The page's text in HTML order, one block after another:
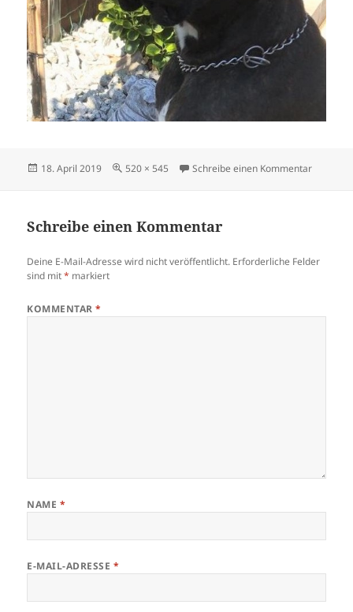
Veröffentlicht
18. April 2019 Originalgröße
520 × 545 Schreibe einen Kommentarzu resi3j
Schreibe einen Kommentar
Deine E-Mail-Adresse wird nicht veröffentlicht. Erforderliche Felder
sind mit* markiert
KOMMENTAR*
NAME *
E-MAIL-ADRESSE *